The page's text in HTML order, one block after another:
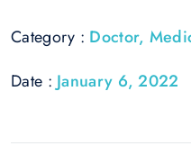
Category : Doctor,
Date : January 6, 2022